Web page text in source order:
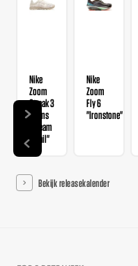
Nike
Zoom
Streak 3
Wmns
"Cream
II Sail"
Nike
Zoom
Fly 6
"Ironstone"
Bekijk releasekalender